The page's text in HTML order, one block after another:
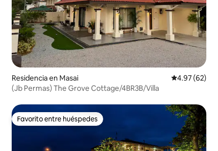
Residencia en Masai Calificación
4.97 (62)
(Jb Permas) The Grove Cottage/4BR3B/Villa
Favorito entre huéspedes
Favorito entre huéspedes